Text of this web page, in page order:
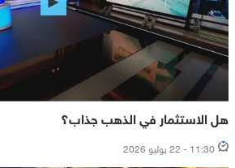
هل الاستثمار في الذهب جذاب؟
11:30 - 22 يوليو 2026